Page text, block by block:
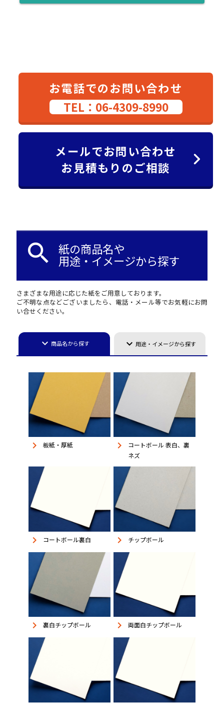
お電話でのお問い合わせ
TEL：06-4309-8990
メールでお問い合わせ
お見積もりのご相談
search 紙の商品名や
用途・イメージから探す
さまざまな用途に応じた紙をご用意しております。
ご不明な点などございましたら、電話・メール等でお気軽にお問
い合せください。
keyboard_arrow_down 商品名から探す keyboard_arrow_down用途・イメージから探す
keyboard_arrow_right 板紙・厚紙 keyboard_arrow_right
コートボール 表白、裏
ネズ
keyboard_arrow_right コートボール裏白 keyboard_arrow_right チップボール
keyboard_arrow_right 裏白チップボール keyboard_arrow_right 両面白チップボール